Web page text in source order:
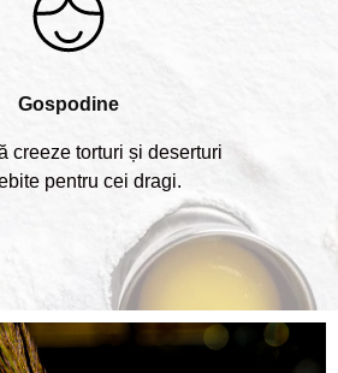
Gospodine
creeze torturi și deserturi
pentru cei dragi.